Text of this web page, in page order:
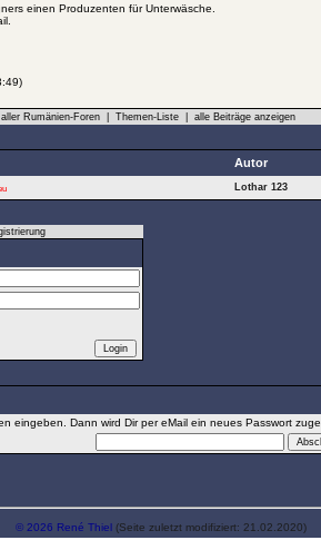
einen Produzenten für Unterwäsche.
aller Rumänien-Foren |Themen-Liste |alle Beiträge anzeigen
Autor
Lothar 123
eingeben. Dann wird Dir per eMail ein neues Passwort
© 2026 René Thiel (Seite zuletzt modifiziert: 21.02.2020)